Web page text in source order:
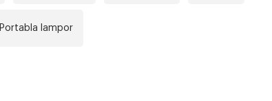
Portabla lampor